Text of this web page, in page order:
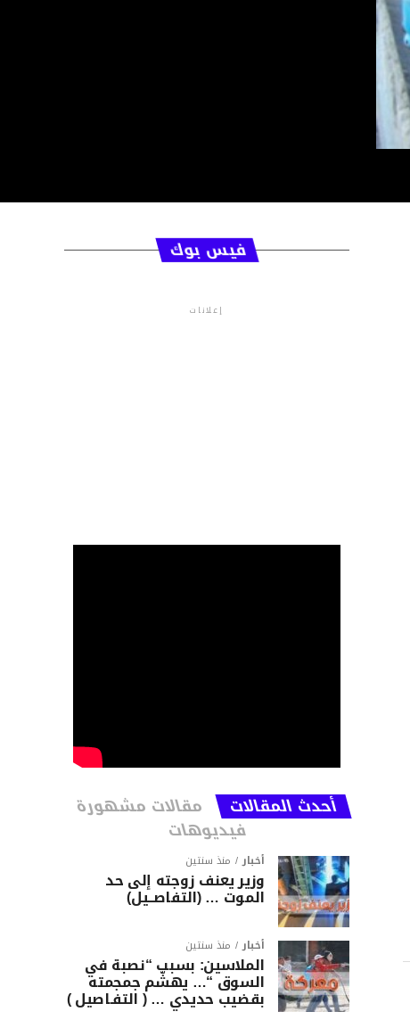
فيس بوك
إعلانات
أحدث المقالات مقالات مشهورة
فيديوهات
أخبار منذ سنتين
وزير يعنف زوجته إلى حد
الموت … (التفاصــيل)
أخبار منذ سنتين
الملاسين: بسبب “نصبة في
السوق “… يهشّم جمجمته
بقضيب حديدي … ( التفـاصيل )